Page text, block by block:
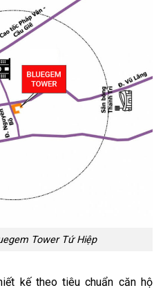
Tower Tứ Hiệp
kế theo tiêu chuẩn căn hộ